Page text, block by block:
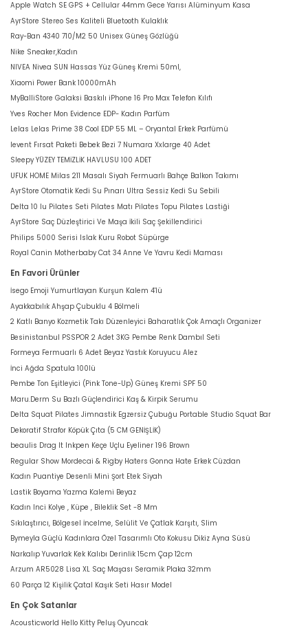
Apple Watch SE GPS + Cellular 44mm Gece Yarısı Alüminyum Kasa
AyrStore Stereo Ses Kaliteli Bluetooth Kulaklık
Ray-Ban 4340 710/M2 50 Unisex Güneş Gözlüğü
Nike Sneaker,Kadın
NIVEA Nivea SUN Hassas Yüz Güneş Kremi 50ml,
Xiaomi Power Bank 10000mAh
MyBalliStore Galaksi Baskılı iPhone 16 Pro Max Telefon Kılıfı
Yves Rocher Mon Evidence EDP- Kadın Parfüm
Lelas Lelas Prime 38 Cool EDP 55 ML – Oryantal Erkek Parfümü
levent Fırsat Paketi Bebek Bezi 7 Numara Xxlarge 40 Adet
Sleepy YÜZEY TEMİZLİK HAVLUSU 100 ADET
UFUK HOME Milas 211 Masalı Siyah Fermuarlı Bahçe Balkon Takımı
AyrStore Otomatik Kedi Su Pınarı Ultra Sessiz Kedi Su Sebili
Delta 10 lu Pilates Seti Pilates Matı Pilates Topu Pilates Lastiği
AyrStore Saç Düzleştirici Ve Maşa İkili Saç Şekillendirici
Philips 5000 Serisi Islak Kuru Robot Süpürge
Royal Canin Motherbaby Cat 34 Anne Ve Yavru Kedi Maması
En Favori Ürünler
İsego Emoji Yumurtlayan Kurşun Kalem 4'lü
Ayakkabılık Ahşap Çubuklu 4 Bölmeli
2 Katlı Banyo Kozmetik Takı Düzenleyici Baharatlık Çok Amaçlı Organizer
Besinistanbul PSSPOR 2 Adet 3KG Pembe Renk Dambıl Seti
Formeya Fermuarlı 6 Adet Beyaz Yastık Koruyucu Alez
İnci Ağda Spatula 100lü
Pembe Ton Eşitleyici (Pink Tone-Up) Güneş Kremi SPF 50
Maru.Derm Su Bazlı Güçlendirici Kaş & Kirpik Serumu
Delta Squat Pilates Jimnastik Egzersiz Çubuğu Portable Studio Squat Bar
Dekoratif Strafor Köpük Çıta (5 CM GENİŞLİK)
beaulis Drag It Inkpen Keçe Uçlu Eyeliner 196 Brown
Regular Show Mordecai & Rigby Haters Gonna Hate Erkek Cüzdan
Kadın Puantiye Desenli Mini Şort Etek Siyah
Lastik Boyama Yazma Kalemi Beyaz
Kadın Inci Kolye , Küpe , Bileklik Set -8 Mm
Sıkılaştırıcı, Bölgesel İncelme, Selülit Ve Çatlak Karşıtı, Slim
Bymeyla Güçlü Kadınlara Özel Tasarımlı Oto Kokusu Dikiz Ayna Süsü
Narkalıp Yuvarlak Kek Kalıbı Derinlik 15cm Çap 12cm
Arzum AR5028 Lisa XL Saç Maşası Seramik Plaka 32mm
60 Parça 12 Kişilik Çatal Kaşık Seti Hasır Model
En Çok Satanlar
Acousticworld Hello Kitty Peluş Oyuncak